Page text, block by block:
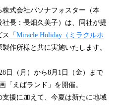
式会社パソナフォスター（本
長：長畑久美子）は、同社が提
ス
「Miracle Holiday（ミラクルホ
作所様と共に実施いたします。
日（月）から8月1日（金）まで
「えばランド」を開催。
援に加えて、今夏は新たに地域